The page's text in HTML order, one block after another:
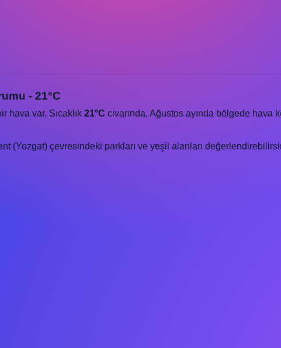
- 21°C
hava var. Sıcaklık 21°C civarında. Ağustos ayında bölgede hava
(Yozgat) çevresindeki parkları ve yeşil alanları